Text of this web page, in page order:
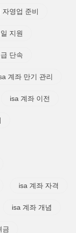
자영업 준비
지원
단속
계좌 만기 관리
isa 계좌 이전
isa 계좌 자격
isa 계좌 개념
금